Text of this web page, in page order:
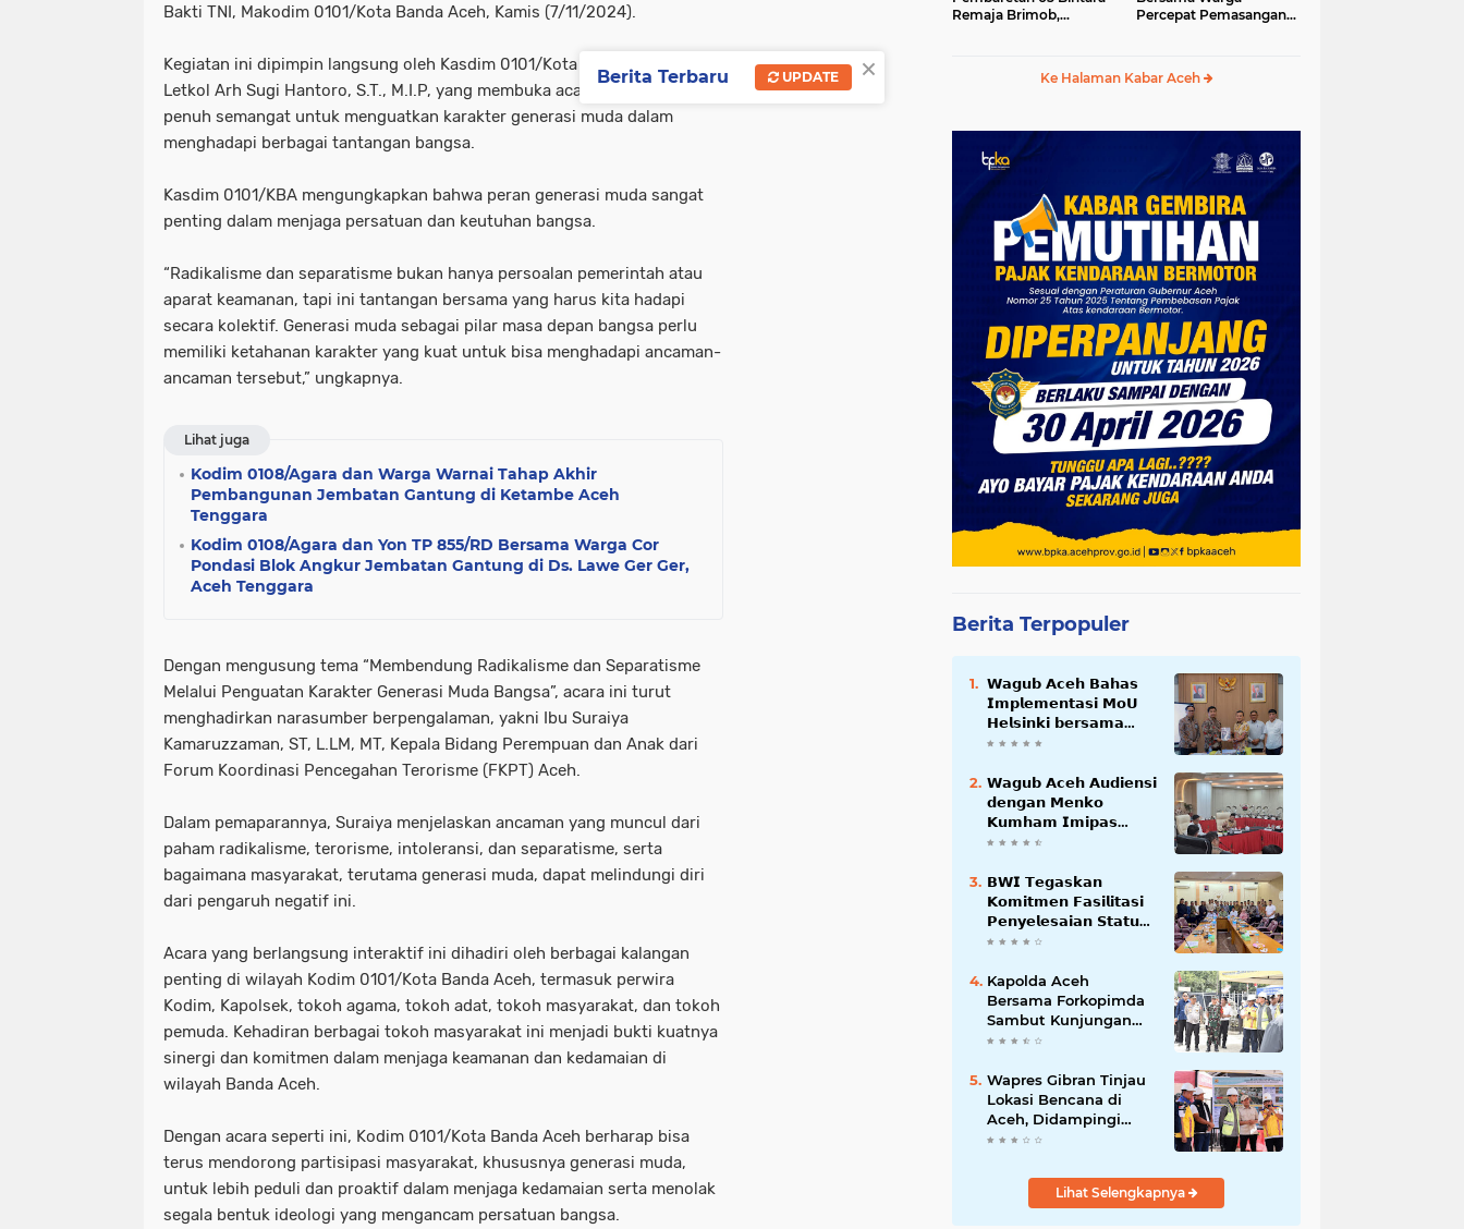
Bakti TNI, Makodim 0101/Kota Banda Aceh, Kamis (7/11/2024).
Kegiatan ini dipimpin langsung oleh Kasdim 0101/Kota Banda Aceh,
Letkol Arh Sugi Hantoro, S.T., M.I.P, yang membuka acara dengan pesan
penuh semangat untuk menguatkan karakter generasi muda dalam
menghadapi berbagai tantangan bangsa.
Kasdim 0101/KBA mengungkapkan bahwa peran generasi muda sangat
penting dalam menjaga persatuan dan keutuhan bangsa.
“Radikalisme dan separatisme bukan hanya persoalan pemerintah atau
aparat keamanan, tapi ini tantangan bersama yang harus kita hadapi
secara kolektif. Generasi muda sebagai pilar masa depan bangsa perlu
memiliki ketahanan karakter yang kuat untuk bisa menghadapi ancaman-
ancaman tersebut,” ungkapnya.
Lihat juga
Kodim 0108/Agara dan Warga Warnai Tahap Akhir
Pembangunan Jembatan Gantung di Ketambe Aceh
Tenggara
Kodim 0108/Agara dan Yon TP 855/RD Bersama Warga Cor
Pondasi Blok Angkur Jembatan Gantung di Ds. Lawe Ger Ger,
Aceh Tenggara
Dengan mengusung tema “Membendung Radikalisme dan Separatisme
Melalui Penguatan Karakter Generasi Muda Bangsa”, acara ini turut
menghadirkan narasumber berpengalaman, yakni Ibu Suraiya
Kamaruzzaman, ST, L.LM, MT, Kepala Bidang Perempuan dan Anak dari
Forum Koordinasi Pencegahan Terorisme (FKPT) Aceh.
Dalam pemaparannya, Suraiya menjelaskan ancaman yang muncul dari
paham radikalisme, terorisme, intoleransi, dan separatisme, serta
bagaimana masyarakat, terutama generasi muda, dapat melindungi diri
dari pengaruh negatif ini.
Acara yang berlangsung interaktif ini dihadiri oleh berbagai kalangan
penting di wilayah Kodim 0101/Kota Banda Aceh, termasuk perwira
Kodim, Kapolsek, tokoh agama, tokoh adat, tokoh masyarakat, dan tokoh
pemuda. Kehadiran berbagai tokoh masyarakat ini menjadi bukti kuatnya
sinergi dan komitmen dalam menjaga keamanan dan kedamaian di
wilayah Banda Aceh.
Dengan acara seperti ini, Kodim 0101/Kota Banda Aceh berharap bisa
terus mendorong partisipasi masyarakat, khususnya generasi muda,
untuk lebih peduli dan proaktif dalam menjaga kedamaian serta menolak
segala bentuk ideologi yang mengancam persatuan bangsa.
Remaja Brimob,
Percepat Pemasangan
Ke Halaman Kabar Aceh
Berita Terpopuler
𝗪𝗮𝗴𝘂𝗯 𝗔𝗰𝗲𝗵 𝗕𝗮𝗵𝗮𝘀
𝗜𝗺𝗽𝗹𝗲𝗺𝗲𝗻𝘁𝗮𝘀𝗶 𝗠𝗼𝗨
𝗛𝗲𝗹𝘀𝗶𝗻𝗸𝗶 𝗯𝗲𝗿𝘀𝗮𝗺𝗮
𝗦𝗲𝗸𝗿𝗲𝘁𝗮𝗿𝗶𝗮𝘁 𝗡𝗲𝗴𝗮𝗿𝗮
𝗪𝗮𝗴𝘂𝗯 𝗔𝗰𝗲𝗵 𝗔𝘂𝗱𝗶𝗲𝗻𝘀𝗶
𝗱𝗲𝗻𝗴𝗮𝗻 𝗠𝗲𝗻𝗸𝗼
𝗞𝘂𝗺𝗵𝗮𝗺 𝗜𝗺𝗶𝗽𝗮𝘀
𝗧𝗲𝗿𝗸𝗮𝗶𝘁 𝗦𝘁𝗮𝘁𝘂𝘀 𝗪𝗮𝗸𝗮𝗳
𝗕𝗪𝗜 𝗧𝗲𝗴𝗮𝘀𝗸𝗮𝗻
𝗞𝗼𝗺𝗶𝘁𝗺𝗲𝗻 𝗙𝗮𝘀𝗶𝗹𝗶𝘁𝗮𝘀𝗶
𝗣𝗲𝗻𝘆𝗲𝗹𝗲𝘀𝗮𝗶𝗮𝗻 𝗦𝘁𝗮𝘁𝘂𝘀
𝗪𝗮𝗸𝗮𝗳 𝗕𝗹𝗮𝗻𝗴 𝗣𝗮𝗱𝗮𝗻𝗴
Kapolda Aceh
Bersama Forkopimda
Sambut Kunjungan
Kerja Wakil Presiden
Bireuen
Wapres Gibran Tinjau
Lokasi Bencana di
Aceh, Didampingi
Wagub Dek Fadh
Lihat Selengkapnya
×
Berita Terbaru UPDATE